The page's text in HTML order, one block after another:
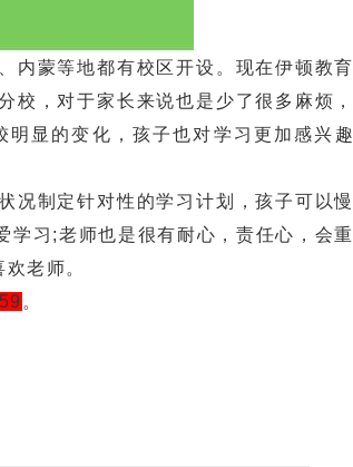
蒙等地都有校区开设。现在伊顿教育
校，对于家长来说也是少了很多麻烦，
显的变化，孩子也对学习更加感兴趣
制定针对性的学习计划，孩子可以慢
学习;老师也是很有耐心，责任心，会重
老师。
。